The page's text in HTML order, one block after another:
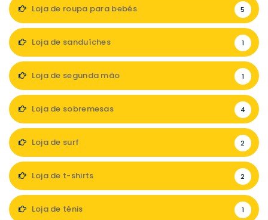
Loja de roupa para bebés 5
Loja de sanduíches 1
Loja de segunda mão 1
Loja de sobremesas 4
Loja de surf 2
Loja de t-shirts 2
Loja de ténis 1